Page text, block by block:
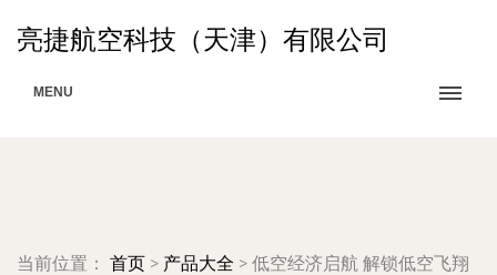
亮捷航空科技（天津）有限公司
MENU
当前位置： 首页 > 产品大全 > 低空经济启航 解锁低空飞翔